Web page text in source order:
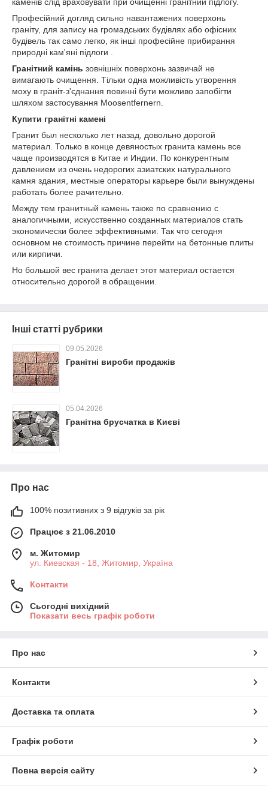
Професійний догляд сильно навантажених поверхонь
граніту, для запису на громадських будівлях або офісних
будівель так само легко, як інші професійне прибирання
природні кам'яні підлоги .
Гранітний камінь зовнішніх поверхонь зазвичай не
вимагають очищення. Тільки одна можливість утворення
моху в граніт-з'єднання повинні бути можливо запобігти
шляхом застосування Moosentfernern.
Купити гранітні камені
Гранит был несколько лет назад, довольно дорогой
материал. Только в конце девяностых гранита камень все
чаще производятся в Китае и Индии. По конкурентным
давлением из очень недорогих азиатских натурального
камня здания, местные операторы карьере были вынуждены
работать более рачительно.
Между тем гранитный камень также по сравнению с
аналогичными, искусственно созданных материалов стать
экономически более эффективными. Так что сегодня
основном не стоимость причине перейти на бетонные плиты
или кирпичи.
Но большой вес гранита делает этот материал остается
относительно дорогой в обращении.
Інші статті рубрики
09.05.2026
Гранітні вироби продажів
05.04.2026
Гранітна брусчатка в Києві
Про нас
100% позитивних з 9 відгуків за рік
Працює з 21.06.2010
м. Житомир
ул. Киевская - 18, Житомир, Україна
Контакти
Сьогодні вихідний
Показати весь графік роботи
Про нас
Контакти
Доставка та оплата
Графік роботи
Повна версія сайту